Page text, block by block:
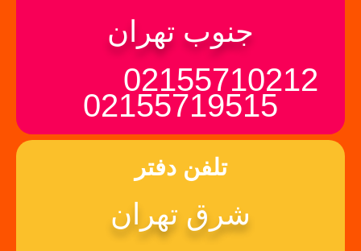
جنوب تهران
02155710212
02155719515
تلفن دفتر
شرق تهران